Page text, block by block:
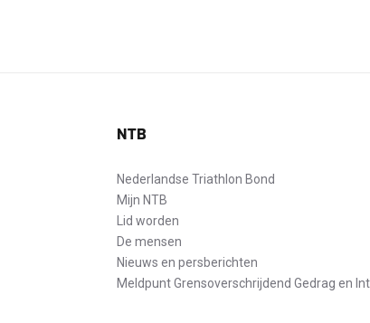
NTB
Nederlandse Triathlon Bond
Mijn NTB
Lid worden
De mensen
Nieuws en persberichten
Meldpunt Grensoverschrijdend Gedrag en